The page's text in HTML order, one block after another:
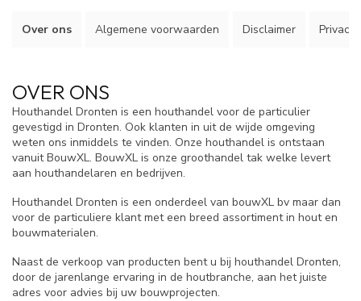
Over ons Algemene voorwaarden Disclaimer Privacy
OVER ONS
Houthandel Dronten is een houthandel voor de particulier
gevestigd in Dronten. Ook klanten in uit de wijde omgeving
weten ons inmiddels te vinden. Onze houthandel is ontstaan
vanuit BouwXL. BouwXL is onze groothandel tak welke levert
aan houthandelaren en bedrijven.
Houthandel Dronten is een onderdeel van bouwXL bv maar dan
voor de particuliere klant met een breed assortiment in hout en
bouwmaterialen.
Naast de verkoop van producten bent u bij houthandel Dronten,
door de jarenlange ervaring in de houtbranche, aan het juiste
adres voor advies bij uw bouwprojecten.